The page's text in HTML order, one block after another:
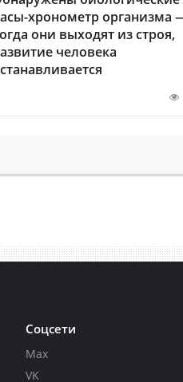
хронометр организма
они выходят из строя,
человека
Соцсети
Max
VK